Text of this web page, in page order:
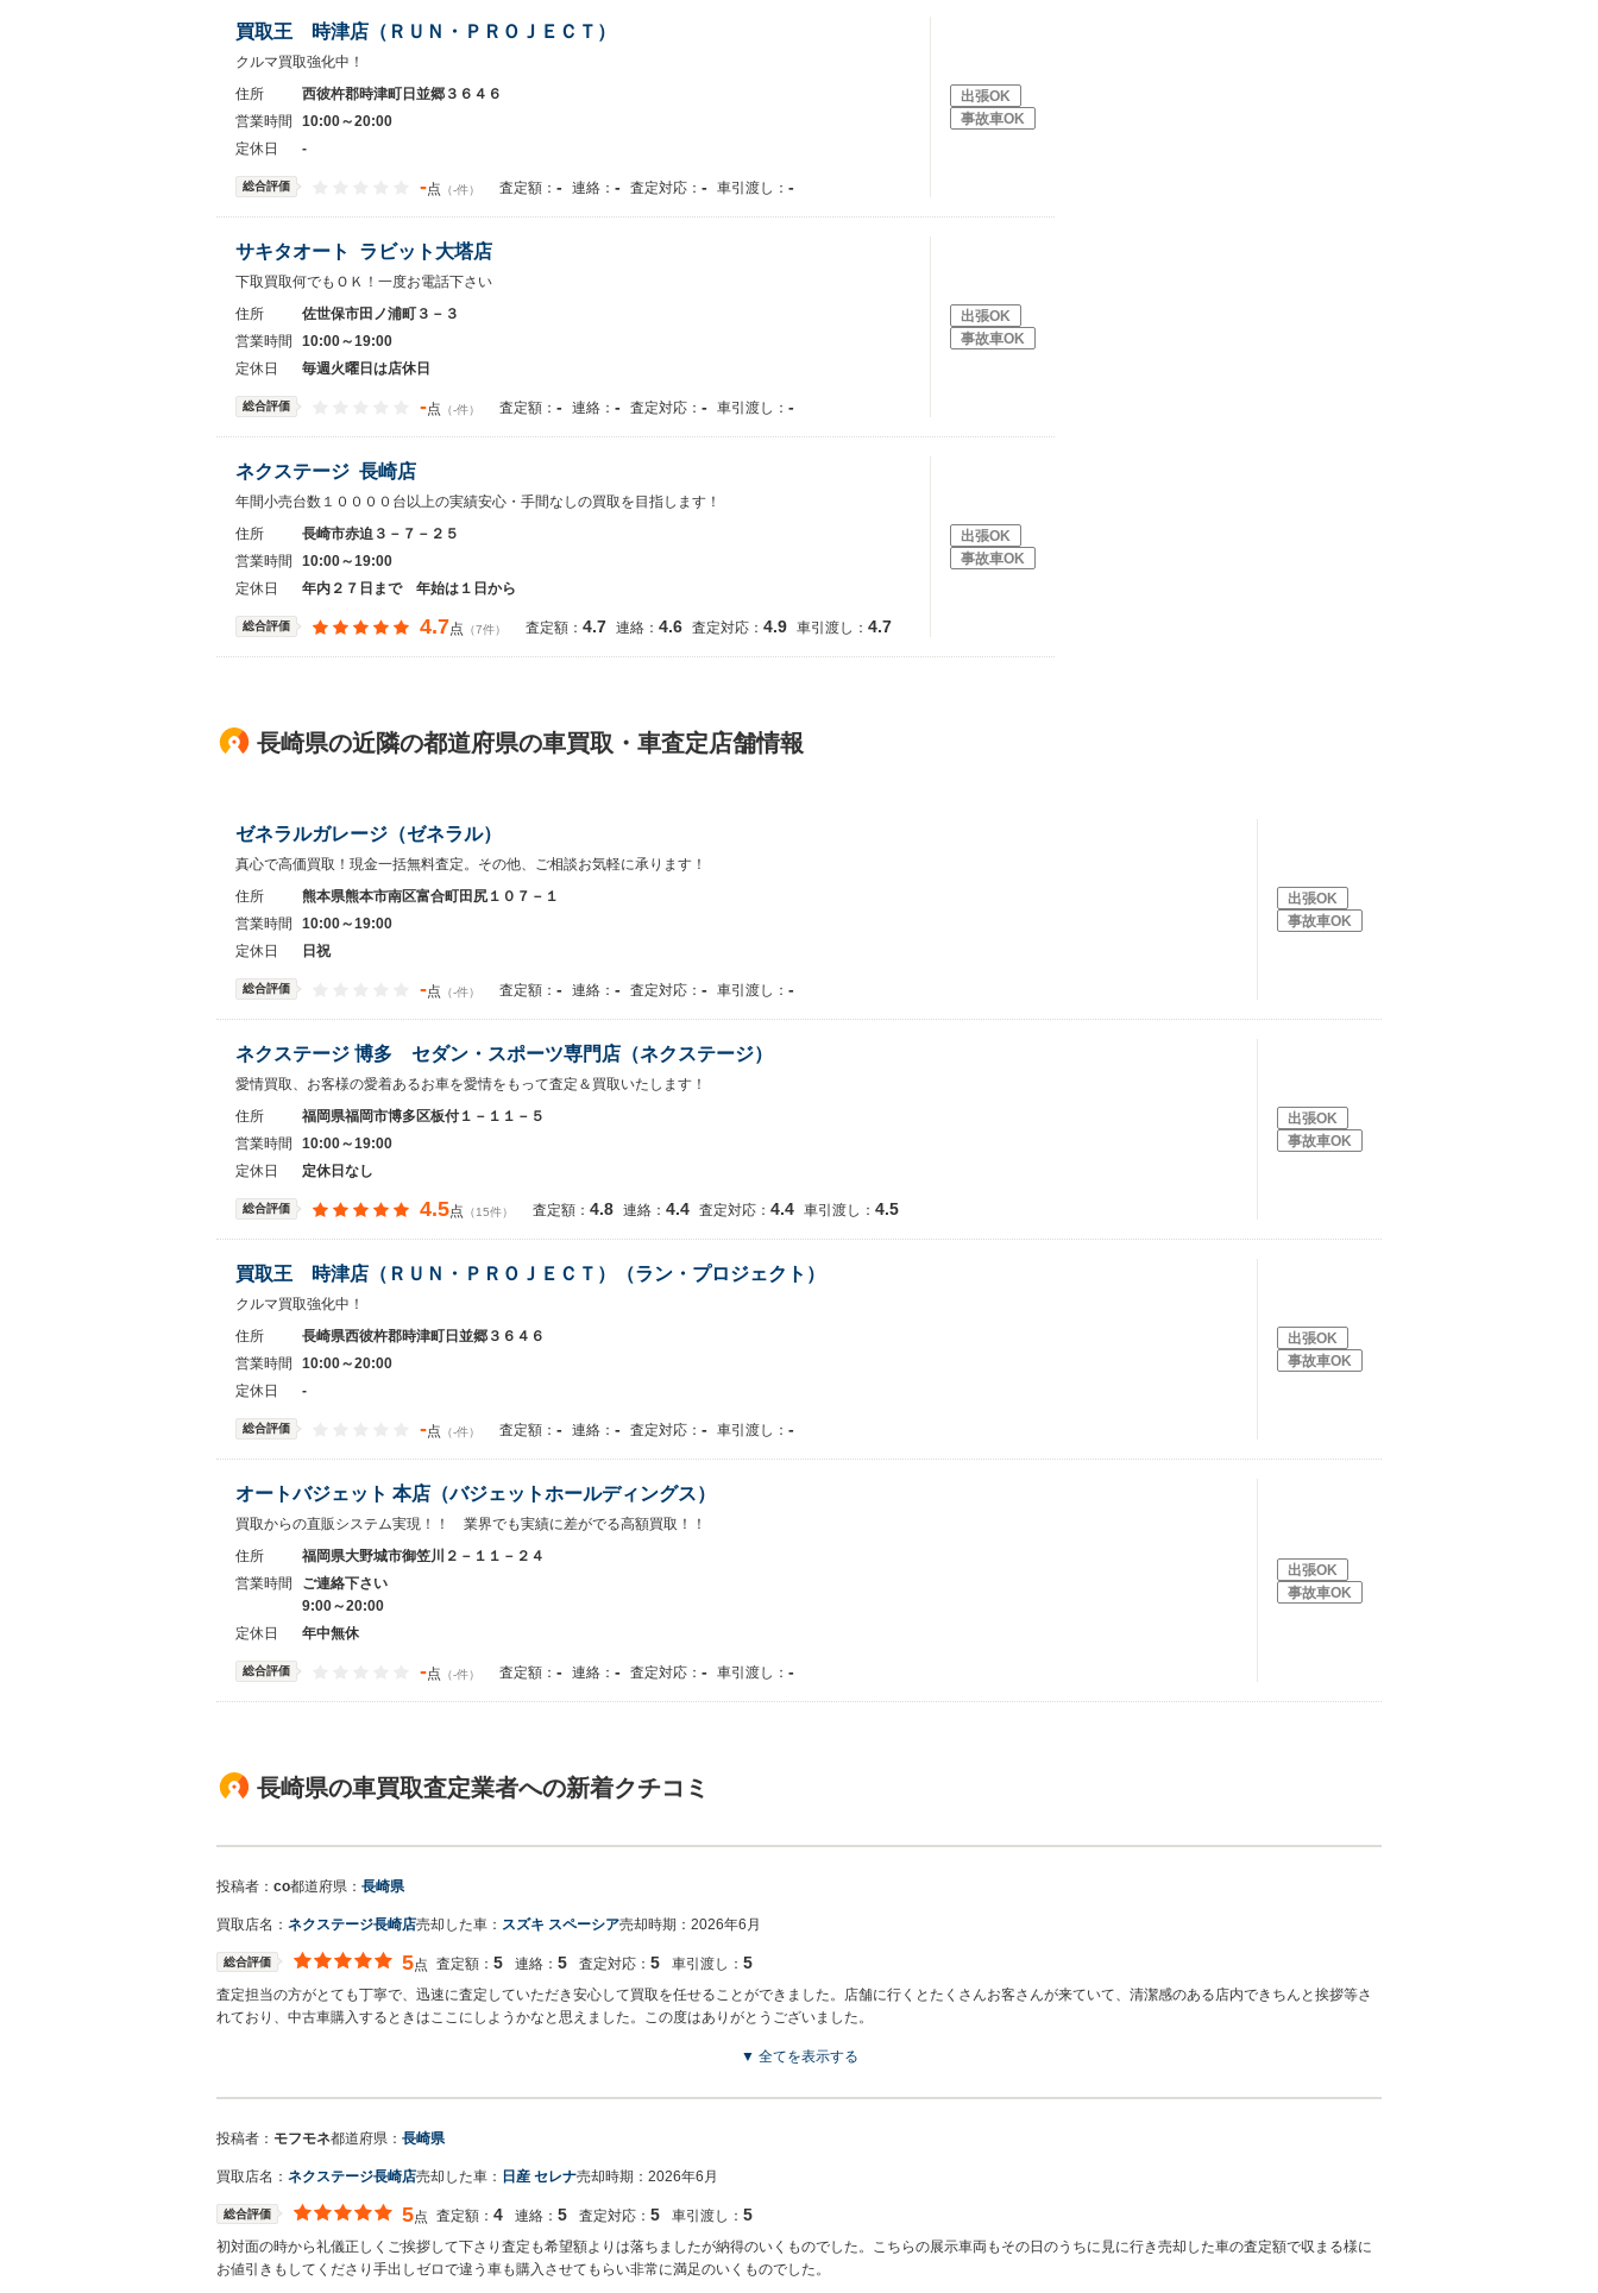
買取王 時津店（ＲＵＮ・ＰＲＯＪＥＣＴ）
クルマ買取強化中！
住所
西彼杵郡時津町日並郷３６４６
営業時間
10:00～20:00
定休日
-
総合評価 -点 （-件） 査定額： - 連絡： - 査定対応： - 車引渡し： -
出張OK
事故車OK
サキタオート ラビット大塔店
下取買取何でもＯＫ！一度お電話下さい
住所
佐世保市田ノ浦町３－３
営業時間
10:00～19:00
定休日
毎週火曜日は店休日
総合評価 -点 （-件） 査定額： - 連絡： - 査定対応： - 車引渡し： -
出張OK
事故車OK
ネクステージ 長崎店
年間小売台数１００００台以上の実績安心・手間なしの買取を目指します！
住所
長崎市赤迫３－７－２５
営業時間
10:00～19:00
定休日
年内２７日まで 年始は１日から
総合評価 4.7点 （7件） 査定額： 4.7 連絡： 4.6 査定対応： 4.9 車引渡し： 4.7
出張OK
事故車OK
長崎県の近隣の都道府県の車買取・車査定店舗情報
ゼネラルガレージ（ゼネラル）
真心で高価買取！現金一括無料査定。その他、ご相談お気軽に承ります！
住所
熊本県熊本市南区富合町田尻１０７－１
営業時間
10:00～19:00
定休日
日祝
総合評価 -点 （-件） 査定額： - 連絡： - 査定対応： - 車引渡し： -
出張OK
事故車OK
ネクステージ 博多 セダン・スポーツ専門店（ネクステージ）
愛情買取、お客様の愛着あるお車を愛情をもって査定＆買取いたします！
住所
福岡県福岡市博多区板付１－１１－５
営業時間
10:00～19:00
定休日
定休日なし
総合評価 4.5点 （15件） 査定額： 4.8 連絡： 4.4 査定対応： 4.4 車引渡し： 4.5
出張OK
事故車OK
買取王 時津店（ＲＵＮ・ＰＲＯＪＥＣＴ）（ラン・プロジェクト）
クルマ買取強化中！
住所
長崎県西彼杵郡時津町日並郷３６４６
営業時間
10:00～20:00
定休日
-
総合評価 -点 （-件） 査定額： - 連絡： - 査定対応： - 車引渡し： -
出張OK
事故車OK
オートバジェット 本店（バジェットホールディングス）
買取からの直販システム実現！！ 業界でも実績に差がでる高額買取！！
住所
福岡県大野城市御笠川２－１１－２４
営業時間
ご連絡下さい
9:00～20:00
定休日
年中無休
総合評価 -点 （-件） 査定額： - 連絡： - 査定対応： - 車引渡し： -
出張OK
事故車OK
長崎県の車買取査定業者への新着クチコミ
投稿者： co都道府県： 長崎県
買取店名： ネクステージ長崎店売却した車： スズキ スペーシア売却時期： 2026年6月
総合評価 5点 査定額： 5 連絡： 5 査定対応： 5 車引渡し： 5
査定担当の方がとても丁寧で、迅速に査定していただき安心して買取を任せることができました。店舗に行くとたくさんお客さんが来ていて、清潔感のある店内できちんと挨拶等さ
れており、中古車購入するときはここにしようかなと思えました。この度はありがとうございました。
まいります。スタッフ一同、またのご利用お待ちしております。
▼ 全てを表示する
投稿者： モフモネ都道府県： 長崎県
買取店名： ネクステージ長崎店売却した車： 日産 セレナ売却時期： 2026年6月
総合評価 5点 査定額： 4 連絡： 5 査定対応： 5 車引渡し： 5
初対面の時から礼儀正しくご挨拶して下さり査定も希望額よりは落ちましたが納得のいくものでした。こちらの展示車両もその日のうちに見に行き売却した車の査定額で収まる様に
お値引きもしてくださり手出しゼロで違う車も購入させてもらい非常に満足のいくものでした。